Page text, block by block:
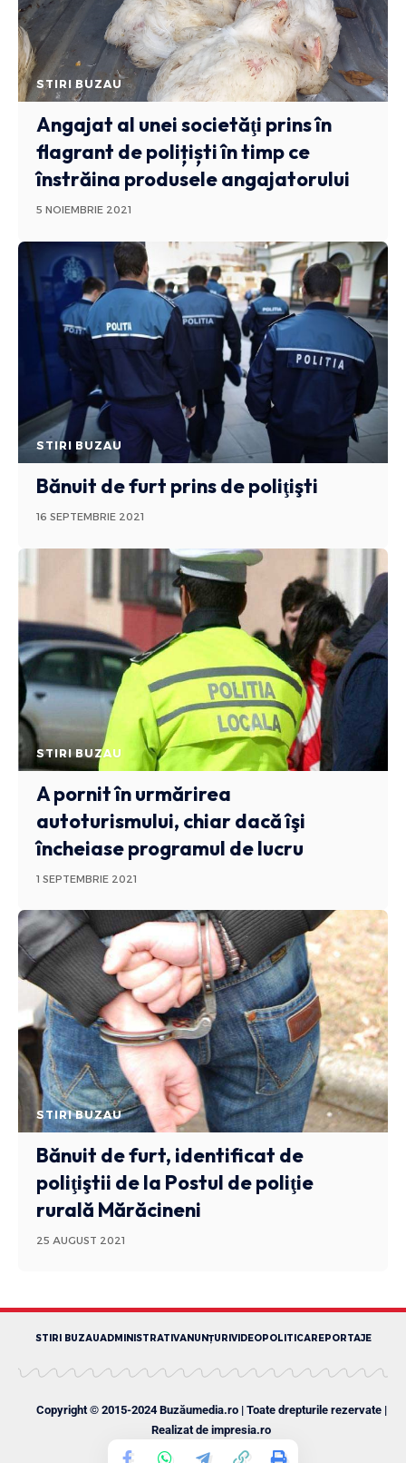
STIRI BUZAU
Angajat al unei societăţi prins în
flagrant de polițiști în timp ce
înstrăina produsele angajatorului
5 NOIEMBRIE 2021
STIRI BUZAU
Bănuit de furt prins de poliţişti
16 SEPTEMBRIE 2021
STIRI BUZAU
A pornit în urmărirea
autoturismului, chiar dacă îşi
încheiase programul de lucru
1 SEPTEMBRIE 2021
STIRI BUZAU
Bănuit de furt, identificat de
poliţiştii de la Postul de poliţie
rurală Mărăcineni
25 AUGUST 2021
STIRI BUZAUADMINISTRATIVANUNȚURI VIDEOPOLITICAREPORTAJE
Copyright © 2015-2024 Buzăumedia.ro | Toate drepturile rezervate |
Realizat de impresia.ro